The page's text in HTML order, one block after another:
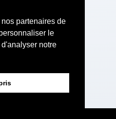
partenaires de
le
notre